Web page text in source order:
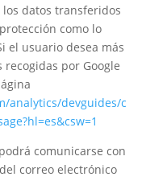
datos transferidos
como lo
el usuario desea más
por Google
analytics/devguides/c
comunicarse con
del correo electrónico